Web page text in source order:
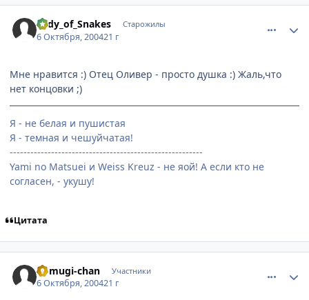
Lady_of_Snakes Старожилы
6 Октября, 200421 г
Мне нравится :) Отец Оливер - просто душка :) Жаль,что
нет концовки ;)
Я - не белая и пушистая
Я - темная и чешуйчатая!
--------------------------------------------------------
Yami no Matsuei и Weiss Kreuz - не яой! А если кто не
согласен, - укушу!
Цитата
Komugi-chan Участники
6 Октября, 200421 г